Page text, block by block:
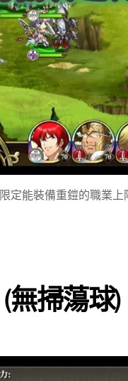
限定能裝備重鎧的職業
(無掃蕩球